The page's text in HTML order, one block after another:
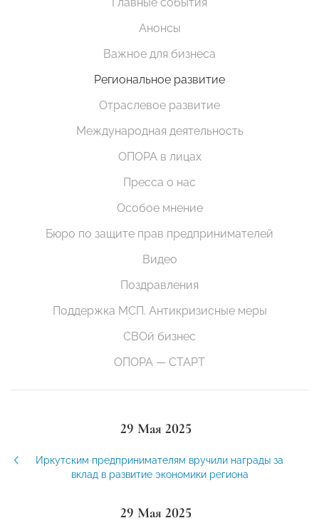
Анонсы
Важное для бизнеса
Региональное развитие
Отраслевое развитие
Международная деятельность
ОПОРА в лицах
Пресса о нас
Особое мнение
Бюро по защите прав предпринимателей
Видео
Поздравления
Поддержка МСП. Антикризисные меры
СВОй бизнес
ОПОРА — СТАРТ
29 Мая 2025
Иркутским предпринимателям вручили награды за
вклад в развитие экономики региона
29 Мая 2025